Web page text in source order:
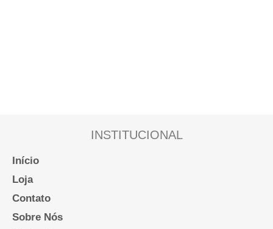
INSTITUCIONAL
Início
Loja
Contato
Sobre Nós